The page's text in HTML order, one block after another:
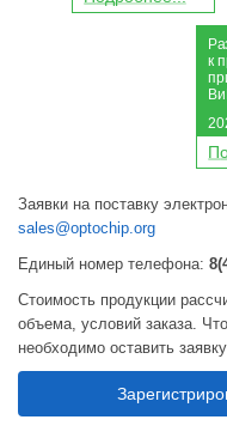
П
Ра
к
Ви
Заявки на поставку
sales@optochip.org
Единый номер телефона:
Стоимость продукции
объема, условий заказа.
необходимо оставить заявку